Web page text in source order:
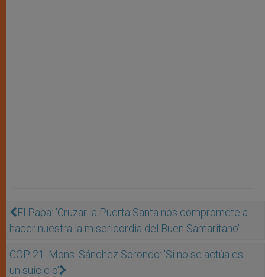
El Papa: 'Cruzar la Puerta Santa nos compromete a
hacer nuestra la misericordia del Buen Samaritano'
COP 21. Mons. Sánchez Sorondo: 'Si no se actúa es
un suicidio'